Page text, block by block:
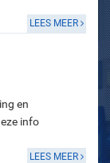
LEES MEER
en
info
LEES MEER